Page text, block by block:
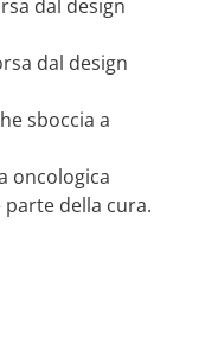
dal design
dal design
sboccia a
oncologica
parte della cura.